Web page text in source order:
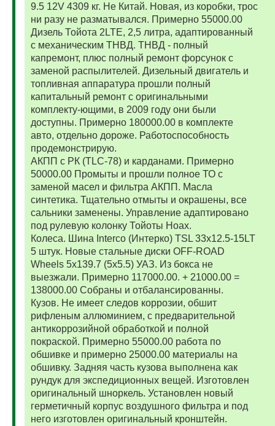
9.5 12V 4309 кг. Не Китай. Новая, из коробки, трос
ни разу не разматывался. Примерно 55000.00
Дизель Тойота 2LTE, 2,5 литра, адаптированный
с механическим ТНВД. ТНВД - полный
капремонт, плюс полный ремонт форсунок с
заменой распылителей. Дизельный двигатель и
топливная аппаратура прошли полный
капитальный ремонт с оригинальными
комплекту-ющими, в 2009 году они были
доступны. Примерно 180000.00 в комплекте
авто, отдельно дороже. Работоспособность
продемонстрирую.
АКПП с РК (TLC-78) и карданами. Примерно
50000.00 Промыты и прошли полное ТО с
заменой масел и фильтра АКПП. Масла
синтетика. Тщательно отмыты и окрашены, все
сальники заменены. Управление адаптировано
под рулевую колонку Тойоты Ноах.
Колеса. Шина Interco (Интерко) TSL 33x12.5-15LT
5 штук. Новые стальные диски OFF-ROAD
Wheels 5x139.7 (5x5.5) УАЗ. Из бокса не
выезжали. Примерно 117000.00. + 21000.00 =
138000.00 Собраны и отбалансированны.
Кузов. Не имеет следов коррозии, обшит
рифленым аллюминием, с предварительной
антикоррозийной обработкой и полной
покраской. Примерно 55000.00 работа по
обшивке и примерно 25000.00 материалы на
обшивку. Задняя часть кузова выполнена как
рундук для экспедиционных вещей. Изготовлен
оригинальный шноркель. Установлен новый
герметичный корпус воздушного фильтра и под
него изготовлен оригинальный кронштейн.